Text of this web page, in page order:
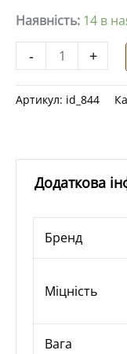
Наявність: 14 в
-
для
самокруток
MAC
кількість
+
Артикул: id_844
Додаткова
Бренд
Міцність
Вага